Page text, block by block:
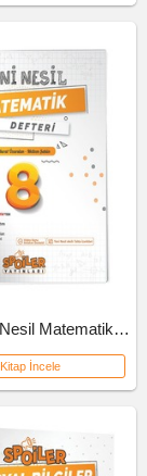
8.Sınıf Yeni Nesil Matematik Defteri
Kitap İncele